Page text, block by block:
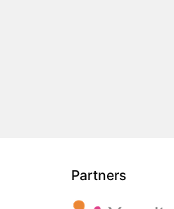
Partners